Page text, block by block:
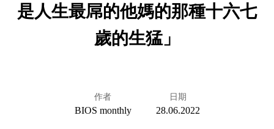
是人生最屌的他媽的那種十六七
歲的生猛」
作者
BIOS monthly
日期
28.06.2022